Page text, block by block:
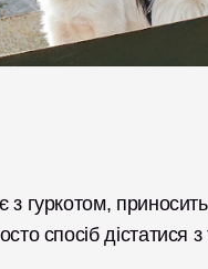
гуркотом,
спосіб дістатися